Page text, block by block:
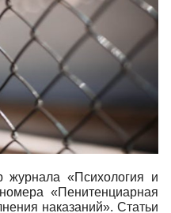
журнала «Психология и
«Пенитенциарная
наказаний». Статьи